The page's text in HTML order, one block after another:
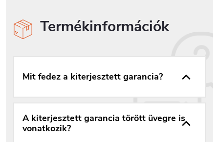
Termékinformációk
Mit fedez a kiterjesztett garancia?
A kiterjesztett garancia törött üvegre is
vonatkozik?